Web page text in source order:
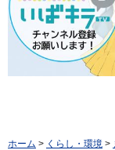
ホーム > くらし・環境 >